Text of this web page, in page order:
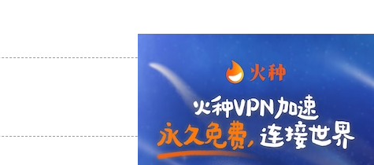
支持 [0] 反对 [0]